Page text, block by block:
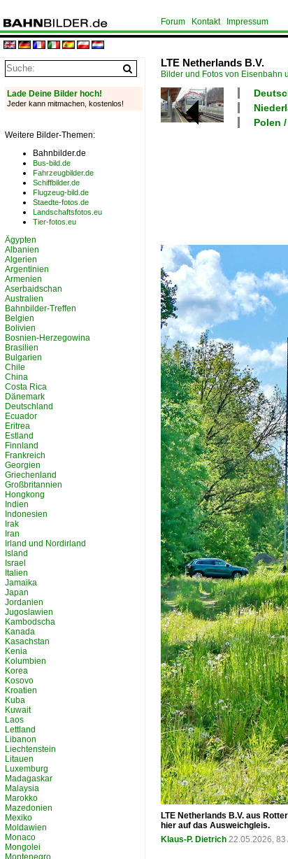
Forum Kontakt Impressum
LTE Netherlands B.V.
Bilder und Fotos von Eisenbahn
Polen
LTE Netherlands B.V. aus
hier auf das Ausweichgleis.
Klaus-P. Dietrich 22.05.2026, 83
Lade Deine Bilder hoch!
Jeder kann mitmachen, kostenlos!
Weitere Bilder-Themen:
Bahnbilder.de
Bus-bild.de
Fahrzeugbilder.de
Schiffbilder.de
Flugzeug-bild.de
Staedte-fotos.de
Landschaftsfotos.eu
Tier-fotos.eu
Ägypten
Albanien
Algerien
Argentinien
Armenien
Aserbaidschan
Australien
Bahnbilder-Treffen
Belgien
Bolivien
Bosnien-Herzegowina
Brasilien
Bulgarien
Chile
China
Costa Rica
Dänemark
Deutschland
Ecuador
Eritrea
Estland
Finnland
Frankreich
Georgien
Griechenland
Großbritannien
Hongkong
Indien
Indonesien
Irak
Iran
Irland und Nordirland
Island
Israel
Italien
Jamaika
Japan
Jordanien
Jugoslawien
Kambodscha
Kanada
Kasachstan
Kenia
Kolumbien
Korea
Kosovo
Kroatien
Kuba
Kuwait
Laos
Lettland
Libanon
Liechtenstein
Litauen
Luxemburg
Madagaskar
Malaysia
Marokko
Mazedonien
Mexiko
Moldawien
Monaco
Mongolei
Montenegro